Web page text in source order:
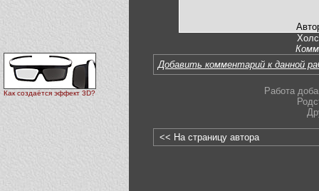
Как создаётся эффект 3D?
Добавить комментарий к данной
Работа
<< На страницу автора